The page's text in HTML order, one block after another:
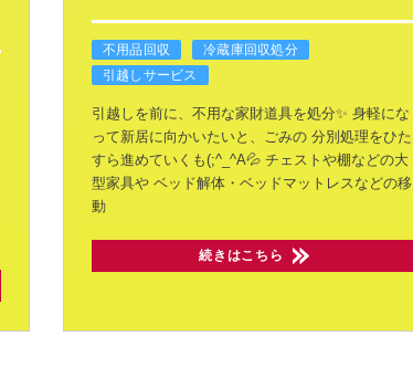
不用品回収
冷蔵庫回収処分
引越しサービス
引越しを前に、不用な家財道具を処分✨ 身軽にな
って新居に向かいたいと、ごみの 分別処理をひた
すら進めていくも(;^_^A💦 チェストや棚などの大
型家具や ベッド解体・ベッドマットレスなどの移
動
続きはこちら